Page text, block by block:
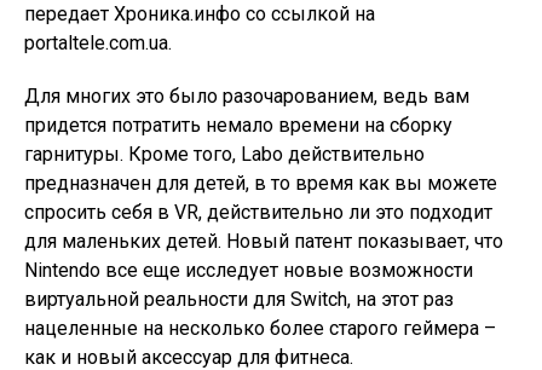
передает Хроника.инфо со ссылкой на
portaltele.com.ua.
Для многих это было разочарованием, ведь вам
придется потратить немало времени на сборку
гарнитуры. Кроме того, Labo действительно
предназначен для детей, в то время как вы можете
спросить себя в VR, действительно ли это подходит
для маленьких детей. Новый патент показывает, что
Nintendo все еще исследует новые возможности
виртуальной реальности для Switch, на этот раз
нацеленные на несколько более старого геймера –
как и новый аксессуар для фитнеса.